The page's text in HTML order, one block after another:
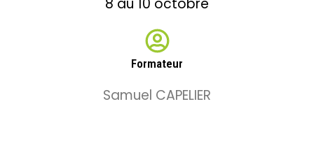
8 au 10 octobre
Formateur
Samuel CAPELIER